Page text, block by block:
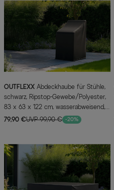
OUTFLEXX
schwarz, Ripstop-Gewebe/Polyester,
83 x 63 x 122 cm, wasserabweisend,
UV-Schutz
79,90 €UVP 99,90 € -20%